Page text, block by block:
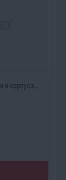
и корпуса...